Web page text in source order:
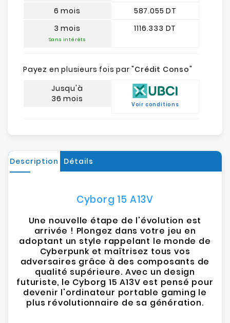
6 mois
3 mois
Sans intérêts
587.055 DT
1116.333 DT
Payez en plusieurs fois par "Crédit Conso"
Jusqu'à
36 mois
Voir conditions
Description Détails
Cyborg 15 A13V
Une nouvelle étape de l'évolution est
arrivée ! Plongez dans votre jeu en
adoptant un style rappelant le monde de
Cyberpunk et maîtrisez tous vos
adversaires grâce à des composants de
qualité supérieure. Avec un design
futuriste, le Cyborg 15 A13V est pensé pour
devenir l'ordinateur portable gaming le
plus révolutionnaire de sa génération.